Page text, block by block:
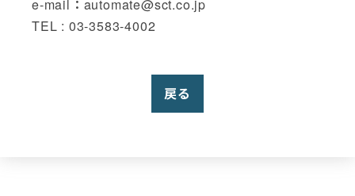
e-mail：automate@sct.co.jp
TEL : 03-3583-4002
戻る